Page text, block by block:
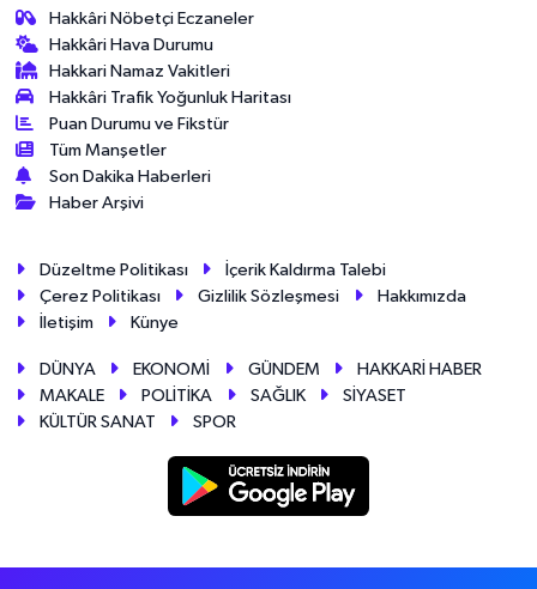
Hakkâri Nöbetçi Eczaneler
Hakkâri Hava Durumu
Hakkari Namaz Vakitleri
Hakkâri Trafik Yoğunluk Haritası
Puan Durumu ve Fikstür
Tüm Manşetler
Son Dakika Haberleri
Haber Arşivi
Düzeltme Politikası
İçerik Kaldırma Talebi
Çerez Politikası
Gizlilik Sözleşmesi
Hakkımızda
İletişim
Künye
DÜNYA EKONOMİ GÜNDEM
HAKKARİ HABER
MAKALE
POLİTİKA SAĞLIK
SİYASET
KÜLTÜR SANAT
SPOR